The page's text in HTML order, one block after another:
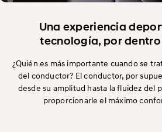
Una experiencia
tecnología, por
¿Quién es más importante cuando se
del conductor? El conductor, por
desde su amplitud hasta la fluidez del
proporcionarle el máximo